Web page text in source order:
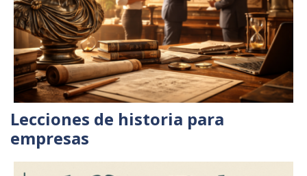
Lecciones de historia para
empresas